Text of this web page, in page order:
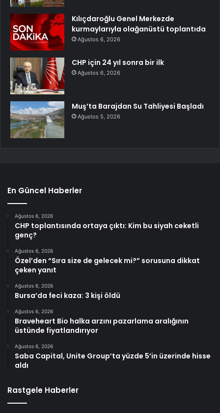
Kılıçdaroğlu Genel Merkezde
kurmaylarıyla olağanüstü toplantıda
Ağustos 6, 2026
CHP için 24 yıl sonra bir ilk
Ağustos 6, 2026
Muş’ta Barajdan Su Tahliyesi Başladı
Ağustos 5, 2026
En Güncel Haberler
Ağustos 6, 2026
CHP toplantısında ortaya çıktı: Kim bu siyah ceketli
genç?
Ağustos 6, 2026
Özel’den “Sıra size de gelecek mi?” sorusuna dikkat
çeken yanıt
Ağustos 6, 2026
Bursa’da feci kaza: 3 kişi öldü
Ağustos 6, 2026
Braveheart Bio halka arzını pazarlama aralığının
üstünde fiyatlandırıyor
Ağustos 6, 2026
Saba Capital, Unite Group’ta yüzde 5’in üzerinde hisse
aldı
Rastgele Haberler